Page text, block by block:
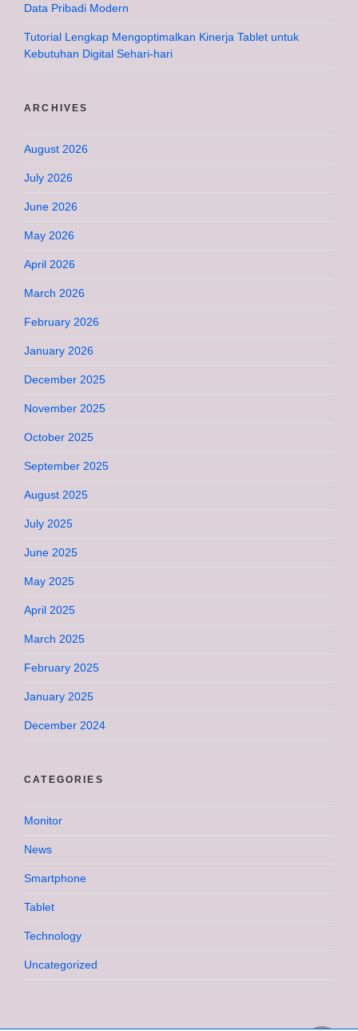
Data Pribadi Modern
Tutorial Lengkap Mengoptimalkan Kinerja Tablet untuk
Kebutuhan Digital Sehari-hari
ARCHIVES
August 2026
July 2026
June 2026
May 2026
April 2026
March 2026
February 2026
January 2026
December 2025
November 2025
October 2025
September 2025
August 2025
July 2025
June 2025
May 2025
April 2025
March 2025
February 2025
January 2025
December 2024
CATEGORIES
Monitor
News
Smartphone
Tablet
Technology
Uncategorized